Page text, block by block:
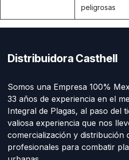
peligrosas
Distribuidora Casthell
Somos una Empresa 100%
33 años de experiencia en el
Integral de Plagas, al paso del
valiosa experiencia que nos
comercialización y distribución
profesionales para combatir